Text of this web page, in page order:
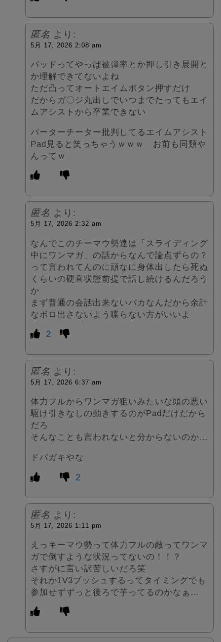
匿名 より:
5月 17, 2026 2:08 am
パッドってやっぱ被弾率とか押し引き展開と
か理解できてないよね
ただ凸ってオートエイムボタン押すだけ
だからガ〇ジ丸出しでいつまでたってもエイ
ムアシストから卒業できない
バーターチーター批判してるエイムアシスト
Pad見ると笑っちゃうｗｗｗ お前も同類や
んってｗ
匿名 より:
5月 17, 2026 2:32 am
なんでこのチーマウ勢達は「スライディング
中にワンマガ」の話からなんで論点ずらの？
って言われてんのに頑なに身体出したら死ぬ
くらいの硬直状態前提で話し続けるんだろう
か
まず普通の会話出来ないバカなんだから余計
なボロ出さないよう喋らない方がいいよ
2
匿名 より:
5月 17, 2026 6:37 am
体力フルからワンマガ狙いみたいな頭の悪い
駆け引きなしの動きするのがPadだけだから
だろ
そんなことも言われないと分からないのか…
ドパガキやな
2
匿名 より:
5月 17, 2026 1:11 pm
えっキーマウ勢って体力フルの敵ってワンマ
ガで倒すような状況ってないの！！？
さすがに言い訳苦しいだろ笑
それか1V3プッシュするってタイミングでも
参加せずずっと後ろで芋ってるのかなぁ…